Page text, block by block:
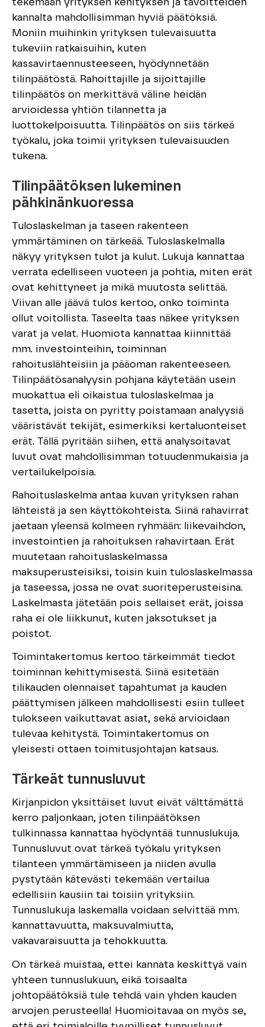
tekemään yrityksen kehityksen ja tavoitteiden
kannalta mahdollisimman hyviä päätöksiä.
Moniin muihinkin yrityksen tulevaisuutta
tukeviin ratkaisuihin, kuten
kassavirtaennusteeseen, hyödynnetään
tilinpäätöstä. Rahoittajille ja sijoittajille
tilinpäätös on merkittävä väline heidän
arvioidessa yhtiön tilannetta ja
luottokelpoisuutta. Tilinpäätös on siis tärkeä
työkalu, joka toimii yrityksen tulevaisuuden
tukena.
Tilinpäätöksen lukeminen
pähkinänkuoressa
Tuloslaskelman ja taseen rakenteen
ymmärtäminen on tärkeää. Tuloslaskelmalla
näkyy yrityksen tulot ja kulut. Lukuja kannattaa
verrata edelliseen vuoteen ja pohtia, miten erät
ovat kehittyneet ja mikä muutosta selittää.
Viivan alle jäävä tulos kertoo, onko toiminta
ollut voitollista. Taseelta taas näkee yrityksen
varat ja velat. Huomiota kannattaa kiinnittää
mm. investointeihin, toiminnan
rahoituslähteisiin ja pääoman rakenteeseen.
Tilinpäätösanalyysin pohjana käytetään usein
muokattua eli oikaistua tuloslaskelmaa ja
tasetta, joista on pyritty poistamaan analyysiä
vääristävät tekijät, esimerkiksi kertaluonteiset
erät. Tällä pyritään siihen, että analysoitavat
luvut ovat mahdollisimman totuudenmukaisia ja
vertailukelpoisia.
Rahoituslaskelma antaa kuvan yrityksen rahan
lähteistä ja sen käyttökohteista. Siinä rahavirrat
jaetaan yleensä kolmeen ryhmään: liikevaihdon,
investointien ja rahoituksen rahavirtaan. Erät
muutetaan rahoituslaskelmassa
maksuperusteisiksi, toisin kuin tuloslaskelmassa
ja taseessa, jossa ne ovat suoriteperusteisina.
Laskelmasta jätetään pois sellaiset erät, joissa
raha ei ole liikkunut, kuten jaksotukset ja
poistot.
Toimintakertomus kertoo tärkeimmät tiedot
toiminnan kehittymisestä. Siinä esitetään
tilikauden olennaiset tapahtumat ja kauden
päättymisen jälkeen mahdollisesti esiin tulleet
tulokseen vaikuttavat asiat, sekä arvioidaan
tulevaa kehitystä. Toimintakertomus on
yleisesti ottaen toimitusjohtajan katsaus.
Tärkeät tunnusluvut
Kirjanpidon yksittäiset luvut eivät välttämättä
kerro paljonkaan, joten tilinpäätöksen
tulkinnassa kannattaa hyödyntää tunnuslukuja.
Tunnusluvut ovat tärkeä työkalu yrityksen
tilanteen ymmärtämiseen ja niiden avulla
pystytään kätevästi tekemään vertailua
edellisiin kausiin tai toisiin yrityksiin.
Tunnuslukuja laskemalla voidaan selvittää mm.
kannattavuutta, maksuvalmiutta,
vakavaraisuutta ja tehokkuutta.
On tärkeä muistaa, ettei kannata keskittyä vain
yhteen tunnuslukuun, eikä toisaalta
johtopäätöksiä tule tehdä vain yhden kauden
arvojen perusteella! Huomioitavaa on myös se,